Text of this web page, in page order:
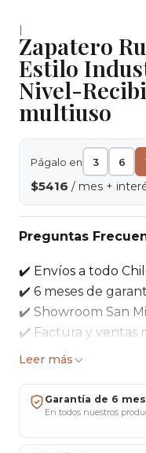
|
Zapatero
Estilo
Nivel-
multiuso
Págalo en 3 6
$5416 / mes +
Preguntas
✔️ Envíos a todo
✔️ 6 meses de
✔️ Showroom San
✔️ Factura y ventas
Zapatero de estilo
organizados,
Leer más
Garantía de 6
En todos nuestros